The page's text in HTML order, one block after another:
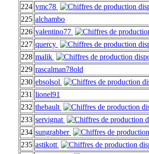
224 vmc78
225 alchambo
226 valentino77
227 quercy
228 malik
229 rascalman78old
230 ebsolsol
231 lionel91
232 thebault
233 servignat
234 sungrabber
235 astikott